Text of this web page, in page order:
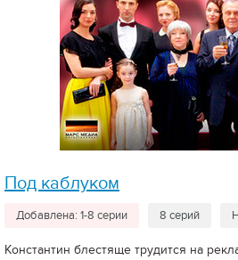
Под каблуком
Добавлена: 1-8 серии 8 серий
Константин блестяще трудится на